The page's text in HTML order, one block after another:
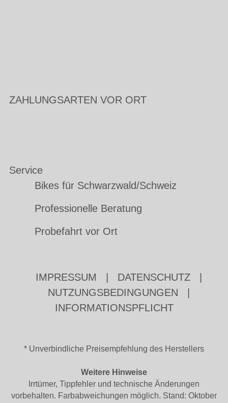
ZAHLUNGSARTEN VOR ORT
Service
Bikes für Schwarzwald/Schweiz
Professionelle Beratung
Probefahrt vor Ort
IMPRESSUM DATENSCHUTZ
NUTZUNGSBEDINGUNGEN
INFORMATIONSPFLICHT
* Unverbindliche Preisempfehlung des Herstellers
Weitere Hinweise
Irrtümer, Tippfehler und technische Änderungen
vorbehalten. Farbabweichungen möglich. Stand: Oktober